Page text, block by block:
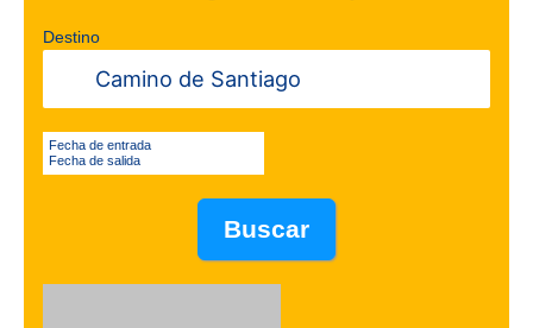
Destino
Fecha de entrada
Fecha de salida